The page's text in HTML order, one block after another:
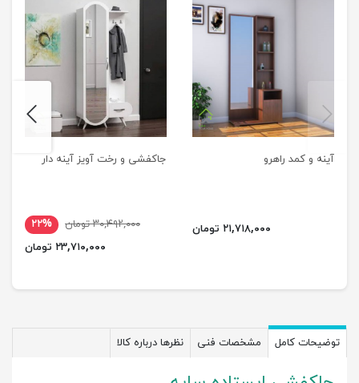
آینه و کمد راهرو
۲۱,۷۱۸,۰۰۰ تومان
جاکفشی و رخت آویز آینه دار
۳۰,۴۹۲,۰۰۰ تومان
۲۲%
۲۳,۷۱۰,۰۰۰ تومان
previus
توضیحات کامل مشخصات فنی نظرها درباره کالا